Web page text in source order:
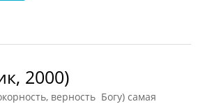
2000)
верность Богу) самая